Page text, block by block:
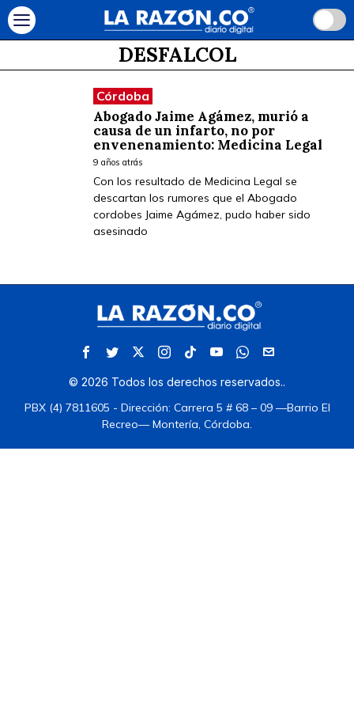
DESFALCOL
Córdoba
Abogado Jaime Agámez, murió a
causa de un infarto, no por
envenenamiento: Medicina Legal
9 años atrás
Con los resultado de Medicina Legal se
descartan los rumores que el Abogado
cordobes Jaime Agámez, pudo haber sido
asesinado
© 2026 Todos los derechos reservados..
PBX (4) 7811605 - Dirección: Carrera 5 # 68 – 09 —Barrio El
Recreo— Montería, Córdoba.